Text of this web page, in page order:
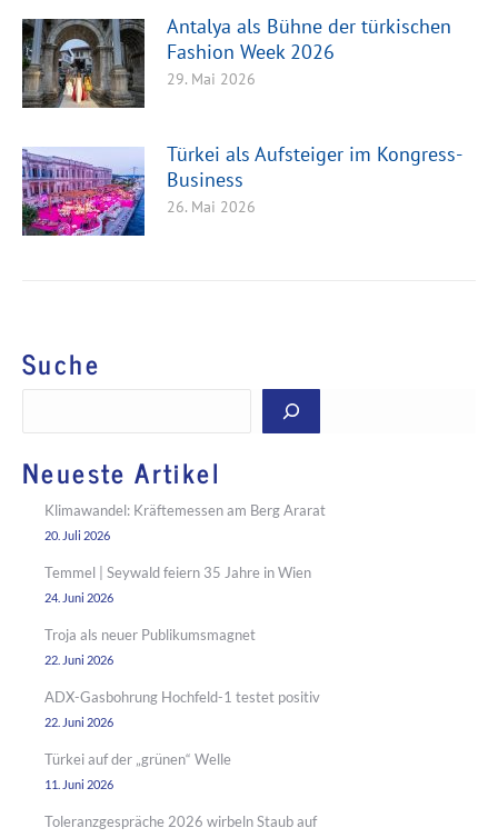
Antalya als Bühne der türkischen
Fashion Week 2026
29. Mai 2026
Türkei als Aufsteiger im Kongress-
Business
26. Mai 2026
Suche
Neueste Artikel
Klimawandel: Kräftemessen am Berg Ararat
20. Juli 2026
Temmel | Seywald feiern 35 Jahre in Wien
24. Juni 2026
Troja als neuer Publikumsmagnet
22. Juni 2026
ADX-Gasbohrung Hochfeld-1 testet positiv
22. Juni 2026
Türkei auf der „grünen“ Welle
11. Juni 2026
Toleranzgespräche 2026 wirbeln Staub auf